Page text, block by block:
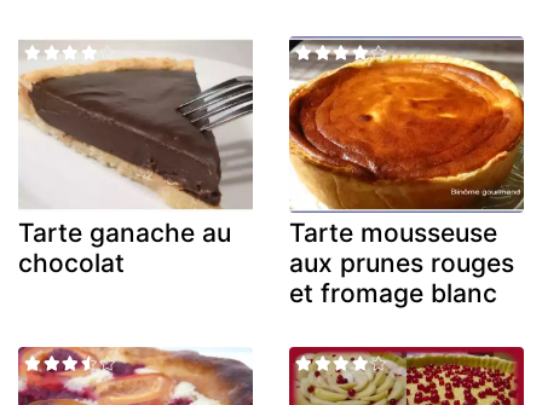
Tarte ganache au
chocolat
Tarte mousseuse
aux prunes rouges
et fromage blanc